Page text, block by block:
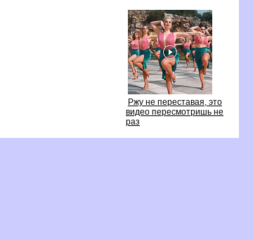
Ржу не переставая, это
идео пересмотришь не
раз